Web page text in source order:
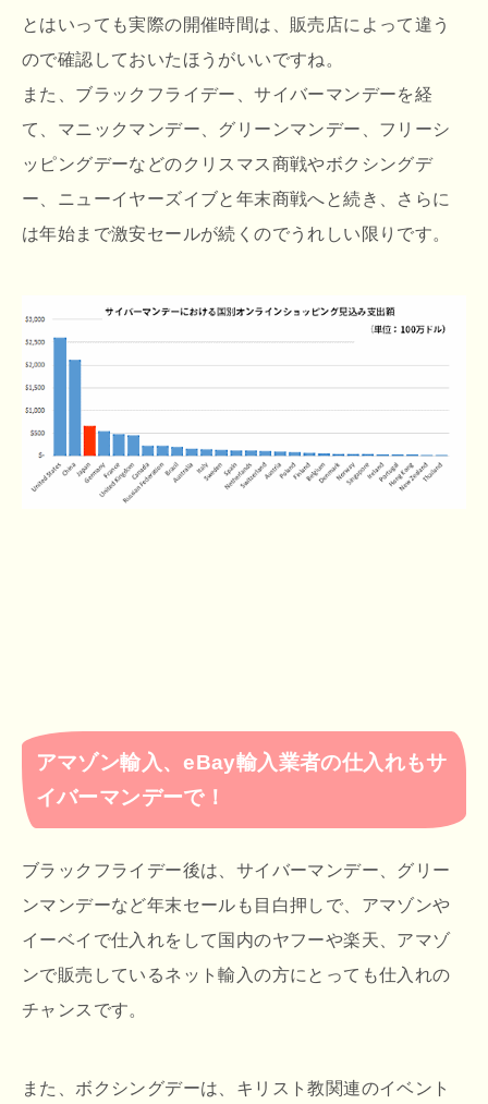
とはいっても実際の開催時間は、販売店によって違う
ので確認しておいたほうがいいですね。
また、ブラックフライデー、サイバーマンデーを経
て、マニックマンデー、グリーンマンデー、フリーシ
ッピングデーなどのクリスマス商戦やボクシングデ
ー、ニューイヤーズイブと年末商戦へと続き、さらに
は年始まで激安セールが続くのでうれしい限りです。
アマゾン輸入、eBay輸入業者の仕入れもサ
イバーマンデーで！
ブラックフライデー後は、サイバーマンデー、グリー
ンマンデーなど年末セールも目白押しで、アマゾンや
イーベイで仕入れをして国内のヤフーや楽天、アマゾ
ンで販売しているネット輸入の方にとっても仕入れの
チャンスです。
また、ボクシングデーは、キリスト教関連のイベント